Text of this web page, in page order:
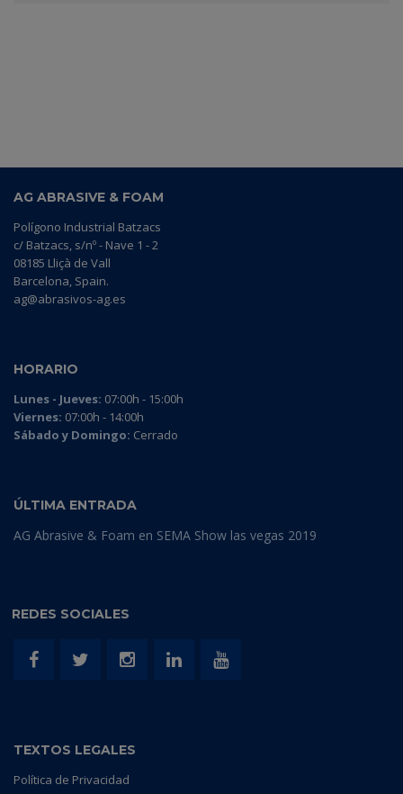
AG ABRASIVE & FOAM
Polígono Industrial Batzacs
c/ Batzacs, s/nº - Nave 1 - 2
08185 Lliçà de Vall
Barcelona, Spain.
ag@abrasivos-ag.es
HORARIO
Lunes - Jueves: 07:00h - 15:00h
Viernes: 07:00h - 14:00h
Sábado y Domingo: Cerrado
ÚLTIMA ENTRADA
AG Abrasive & Foam en SEMA Show las vegas 2019
REDES SOCIALES
TEXTOS LEGALES
Política de Privacidad